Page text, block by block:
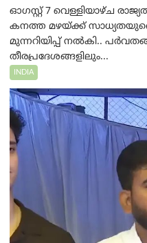
ഓഗസ്റ്റ് 7 വെള്ളിയാഴ്ച
കനത്ത മഴയ്ക്ക്
മുന്നറിയിപ്പ് നൽകി..
തീരപ്രദേശങ്ങളിലും...
INDIA